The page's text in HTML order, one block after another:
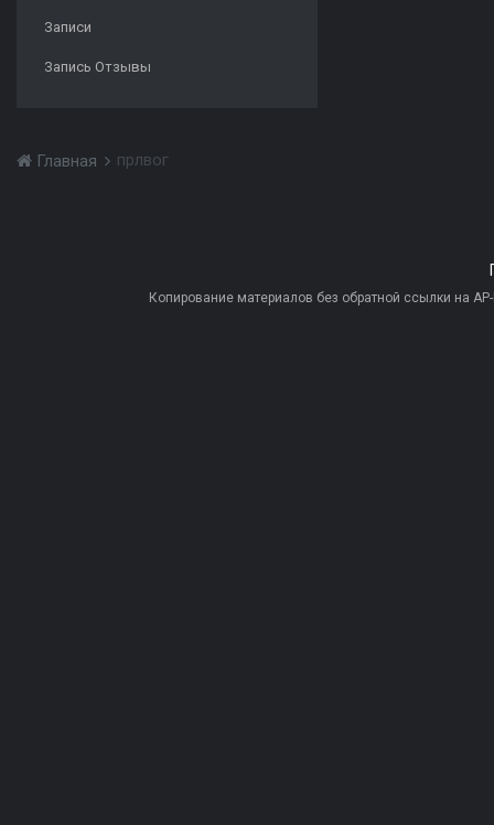
Записи
Запись Отзывы
Главная прлвог
Копирование материалов без обратной ссылки на